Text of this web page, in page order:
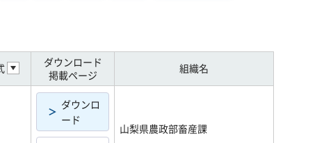
ダウンロード
掲載ページ
組織名
ダウンロ
ード
山梨県農政部畜産課